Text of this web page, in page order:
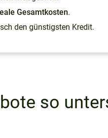
Gesamtkosten.
den günstigsten Kredit.
so